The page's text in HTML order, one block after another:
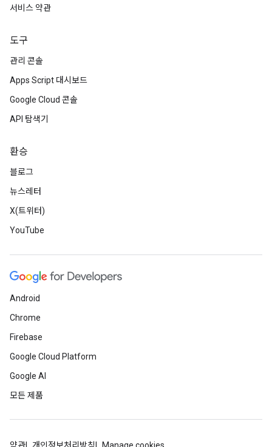
서비스 약관
도구
관리 콘솔
Apps Script 대시보드
Google Cloud 콘솔
API 탐색기
환승
블로그
뉴스레터
X(트위터)
YouTube
Android
Chrome
Firebase
Google Cloud Platform
Google AI
모든 제품